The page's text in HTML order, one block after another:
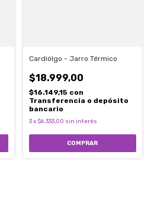
Cardiólgo - Jarro Térmico
$18.999,00
$16.149,15 con
Transferencia o depósito
bancario
3 x $6.333,00 sin interés